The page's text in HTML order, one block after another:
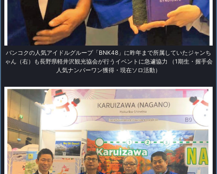
バンコクの人気アイドルグループ「BNK48」に昨年まで所属していたジャンち
ゃん（右）も長野県軽井沢観光協会が行うイベントに急遽協力 （1期生・握手会
人気ナンバーワン獲得・現在ソロ活動）